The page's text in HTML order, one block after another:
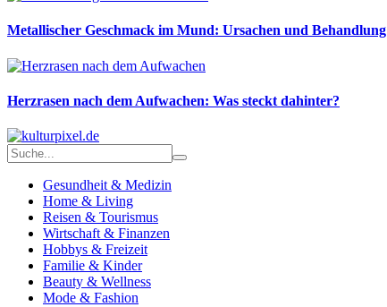
Metallischer Geschmack im Mund: Ursachen und Behandlung
Herzrasen nach dem Aufwachen: Was steckt dahinter?
Gesundheit & Medizin
Home & Living
Reisen & Tourismus
Wirtschaft & Finanzen
Hobbys & Freizeit
Familie & Kinder
Beauty & Wellness
Mode & Fashion